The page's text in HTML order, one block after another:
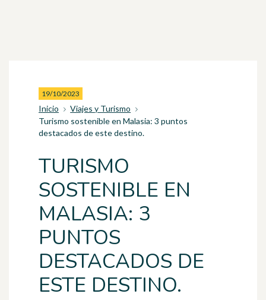
19/10/2023
Inicio
Viajes y Turismo
Turismo sostenible en Malasia: 3 puntos
destacados de este destino.
TURISMO
SOSTENIBLE EN
MALASIA: 3
PUNTOS
DESTACADOS DE
ESTE DESTINO.